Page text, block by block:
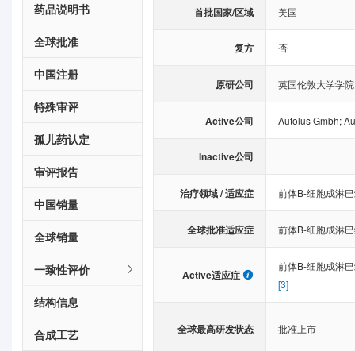
药品说明书
全球批准
中国注册
特殊审评
孤儿药认定
审评报告
中国销量
全球销量
一致性评价
结构信息
合成工艺
首批国家/区域 美国
复方 否
原研公司 英国伦敦大学学院
Active公司 Autolus Gmbh;
Inactive公司
治疗领域 / 适应症 前体B-细胞成淋
全球批准适应症 前体B-细胞成淋
Active适应症
前体B-细胞成淋
[3]
全球最高研发状态 批准上市